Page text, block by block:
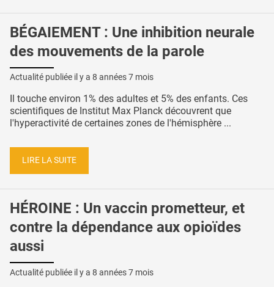
BÉGAIEMENT : Une inhibition neurale
des mouvements de la parole
Actualité publiée il y a 8 années 7 mois
Il touche environ 1% des adultes et 5% des enfants. Ces
scientifiques de Institut Max Planck découvrent que
l'hyperactivité de certaines zones de l'hémisphère ...
LIRE LA SUITE
HÉROINE : Un vaccin prometteur, et
contre la dépendance aux opioïdes
aussi
Actualité publiée il y a 8 années 7 mois